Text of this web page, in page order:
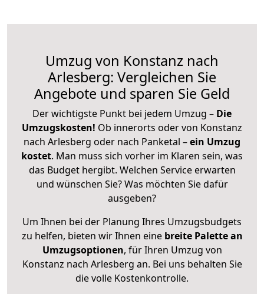
Umzug von Konstanz nach
Arlesberg: Vergleichen Sie
Angebote und sparen Sie Geld
Der wichtigste Punkt bei jedem Umzug – Die
Umzugskosten! Ob innerorts oder von Konstanz
nach Arlesberg oder nach Panketal –ein Umzug
kostet. Man muss sich vorher im Klaren sein, was
das Budget hergibt. Welchen Service erwarten
und wünschen Sie? Was möchten Sie dafür
ausgeben?
Um Ihnen bei der Planung Ihres Umzugsbudgets
zu helfen, bieten wir Ihnen eine breite Palette an
Umzugsoptionen, für Ihren Umzug von
Konstanz nach Arlesberg an. Bei uns behalten Sie
die volle Kostenkontrolle.